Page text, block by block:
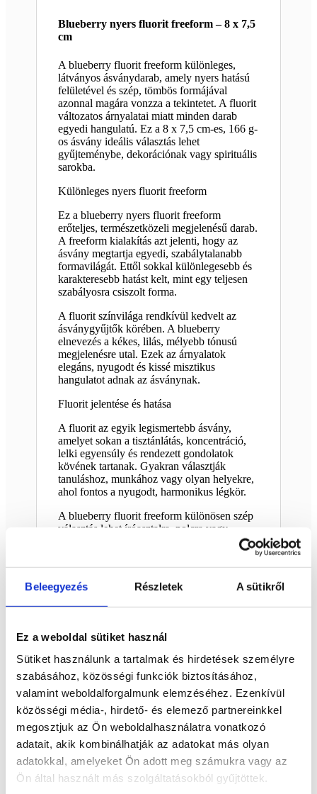
Beleegyezés Részletek A sütikről
Ez a weboldal sütiket használ
Sütiket használunk a tartalmak és hirdetések személyre
szabásához, közösségi funkciók biztosításához,
valamint weboldalforgalmunk elemzéséhez. Ezenkívül
közösségi média-, hirdető- és elemező partnereinkkel
megosztjuk az Ön weboldalhasználatra vonatkozó
adatait, akik kombinálhatják az adatokat más olyan
adatokkal, amelyeket Ön adott meg számukra vagy az
Ön által használt más szolgáltatásokból gyűjtöttek.
Blueberry nyers fluorit freeform – 8 x 7,5
cm
A blueberry fluorit freeform különleges,
látványos ásványdarab, amely nyers hatású
felületével és szép, tömbös formájával
azonnal magára vonzza a tekintetet. A fluorit
változatos árnyalatai miatt minden darab
egyedi hangulatú. Ez a 8 x 7,5 cm-es, 166 g-
os ásvány ideális választás lehet
gyűjteménybe, dekorációnak vagy spirituális
sarokba.
Különleges nyers fluorit freeform
Ez a blueberry nyers fluorit freeform
erőteljes, természetközeli megjelenésű darab.
A freeform kialakítás azt jelenti, hogy az
ásvány megtartja egyedi, szabálytalanabb
formavilágát. Ettől sokkal különlegesebb és
karakteresebb hatást kelt, mint egy teljesen
szabályosra csiszolt forma.
A fluorit színvilága rendkívül kedvelt az
ásványgyűjtők körében. A blueberry
elnevezés a kékes, lilás, mélyebb tónusú
megjelenésre utal. Ezek az árnyalatok
elegáns, nyugodt és kissé misztikus
hangulatot adnak az ásványnak.
Fluorit jelentése és hatása
A fluorit az egyik legismertebb ásvány,
amelyet sokan a tisztánlátás, koncentráció,
lelki egyensúly és rendezett gondolatok
kövének tartanak. Gyakran választják
tanuláshoz, munkához vagy olyan helyekre,
ahol fontos a nyugodt, harmonikus légkör.
A blueberry fluorit freeform különösen szép
választás lehet íróasztalra, polcra vagy
meditációs sarokba. Megjelenése egyszerre
könnyen illeszkedik modern, természetközeli
vagy spirituális enteriőrbe is.
Dekorációnak és gyűjteménybe is ajánlott
könnyen elhelyezhető. Nem foglal sok
helyet, de elég karakteres ahhoz, hogy
önálló dekorációként is szépen
érvényesüljön. A 166 g-os súly kellemesen
stabil érzetet ad a darabnak.
Ez a nyers fluorit freeform jó választás lehet
kezdő és haladó ásványgyűjtőknek is.
Ajándéknak is különleges ötlet annak, aki
szereti a ritkább, látványosabb
ásványformákat.